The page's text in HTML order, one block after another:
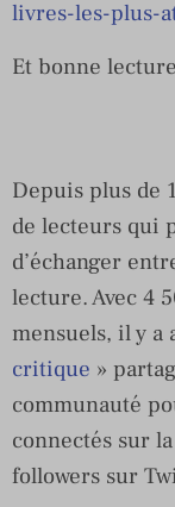
livres-les-plus-
Et bonne
Depuis plus de
de lecteurs qui
d’échanger
lecture. Avec 4
mensuels, il y a
critique »
communauté
connectés sur la
followers sur